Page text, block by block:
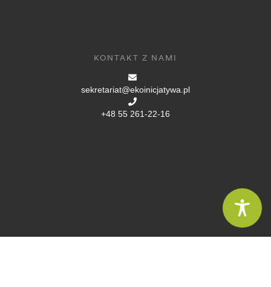
KONTAKT Z NAMI
sekretariat@ekoinicjatywa.pl
+48 55 261-22-16